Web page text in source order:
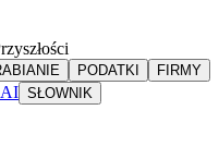
PODATKI
FIRMY
SŁOWNIK